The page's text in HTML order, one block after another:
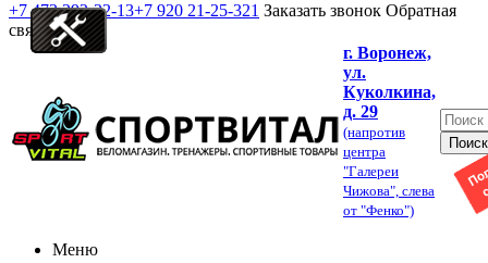
+7 473 292-32-13+7 920 21-25-321 Заказать звонок Обратная
связь
г. Воронеж,
ул.
Куколкина,
д. 29
(напротив
центра
"Галереи
Чижова", слева
от "Фенко")
Меню